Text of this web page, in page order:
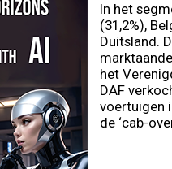
In het
(31,2%),
Duitsland.
het
DAF
voertuigen
de ‘cab-